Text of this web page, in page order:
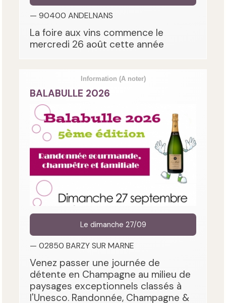
— 90400 ANDELNANS
La foire aux vins commence le
mercredi 26 août cette année
Information (A noter)
BALABULLE 2026
Le dimanche 27/09
— 02850 BARZY SUR MARNE
Venez passer une journée de
détente en Champagne au milieu de
paysages exceptionnels classés à
l'Unesco. Randonnée, Champagne &